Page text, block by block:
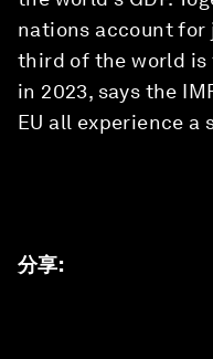
nations account for
third of the world is
in 2023, says the
EU all experience a
分享: